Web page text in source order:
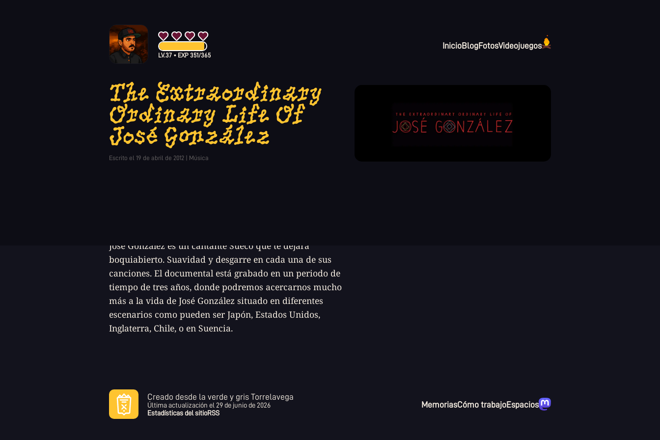
LV.37 • EXP351/365
InicioBlogFotosVideojuegos
The Extraordinary
Ordinary Life Of
José González
Escrito el 19 de abril de 2012 | Música
José González es un cantante Sueco que te dejará
boquiabierto. Suavidad y desgarre en cada una de sus
canciones. El documental está grabado en un periodo de
tiempo de tres años, donde podremos acercarnos mucho
más a la vida de José González situado en diferentes
escenarios como pueden ser Japón, Estados Unidos,
Inglaterra, Chile, o en Suencia.
Creado desde la verde y gris Torrelavega
Última actualización el29 de junio de 2026
Estadísticas del sitioRSS
MemoriasCómo trabajoEspacios